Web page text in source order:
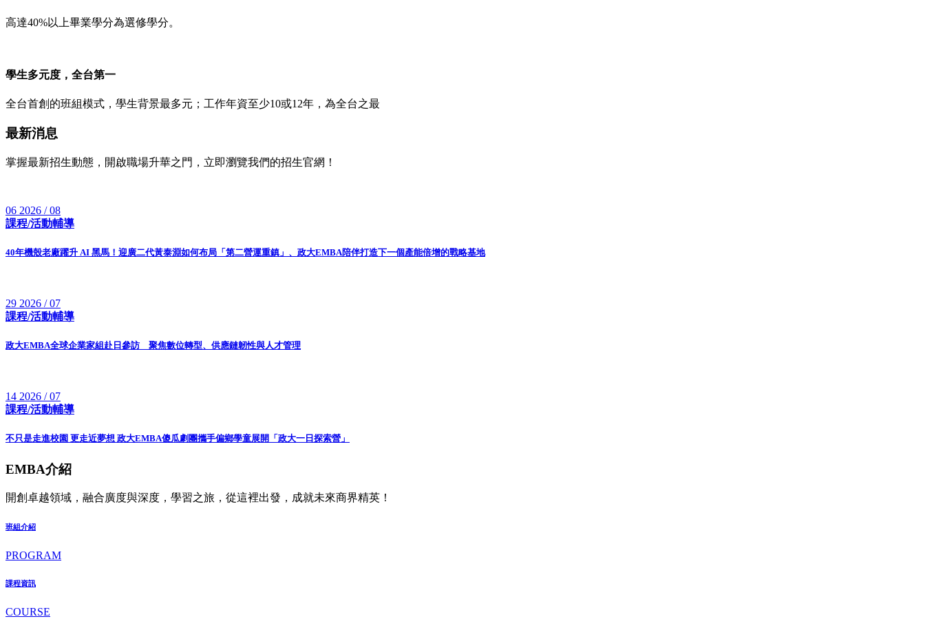
高達40%以上畢業學分為選修學分。
學生多元度，全台第一
全台首創的班組模式，學生背景最多元；工作年資至少10或12年，為全台之最
最新消息
掌握最新招生動態，開啟職場升華之門，立即瀏覽我們的招生官網！
06 2026 / 08
課程/活動輔導
40年機殼老廠躍升 AI 黑馬！迎廣二代黃泰淵如何布局「第二營運重鎮」、政大EMBA陪伴打造下一個產能倍增的戰略基地
29 2026 / 07
課程/活動輔導
政大EMBA全球企業家組赴日參訪 聚焦數位轉型、供應鏈韌性與人才管理
14 2026 / 07
課程/活動輔導
不只是走進校園 更走近夢想 政大EMBA傻瓜劇團攜手偏鄉學童展開「政大一日探索營」
EMBA介紹
開創卓越領域，融合廣度與深度，學習之旅，從這裡出發，成就未來商界精英！
班組介紹
PROGRAM
課程資訊
COURSE